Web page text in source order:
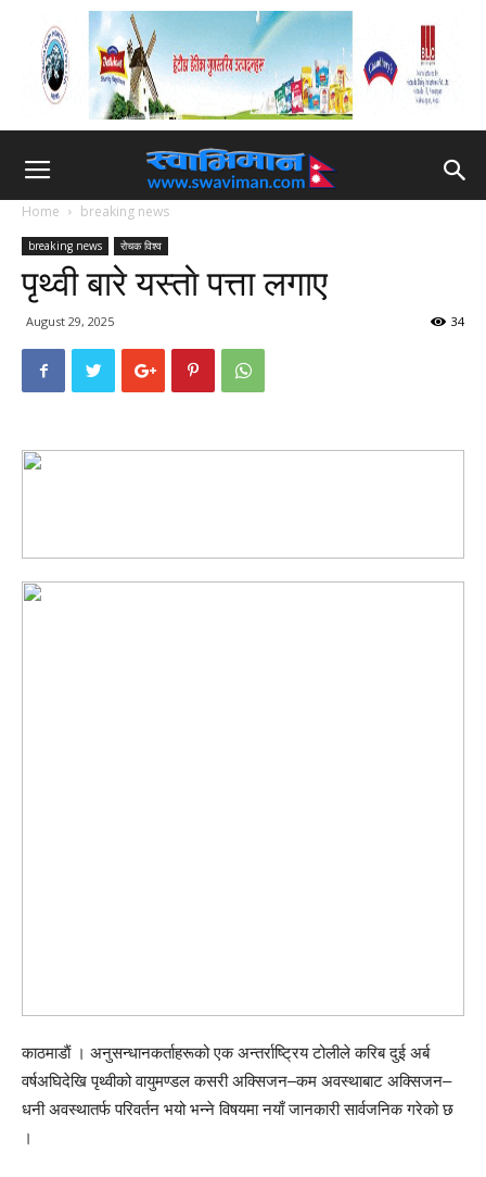
Home breaking news
breaking news रोचक विश्व
पृथ्वी बारे यस्ताे पत्ता लगाए
August 29, 2025 34
काठमाडाैं । अनुसन्धानकर्ताहरूको एक अन्तर्राष्ट्रिय टोलीले करिब दुई अर्ब
वर्षअघिदेखि पृथ्वीको वायुमण्डल कसरी अक्सिजन–कम अवस्थाबाट अक्सिजन–
धनी अवस्थातर्फ परिवर्तन भयो भन्ने विषयमा नयाँ जानकारी सार्वजनिक गरेको छ
।